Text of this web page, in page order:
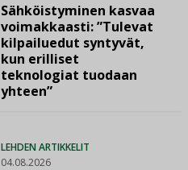
Sähköistyminen kasvaa
voimakkaasti: ”Tulevat
kilpailuedut syntyvät,
kun erilliset
teknologiat tuodaan
yhteen”
LEHDEN ARTIKKELIT
04.08.2026